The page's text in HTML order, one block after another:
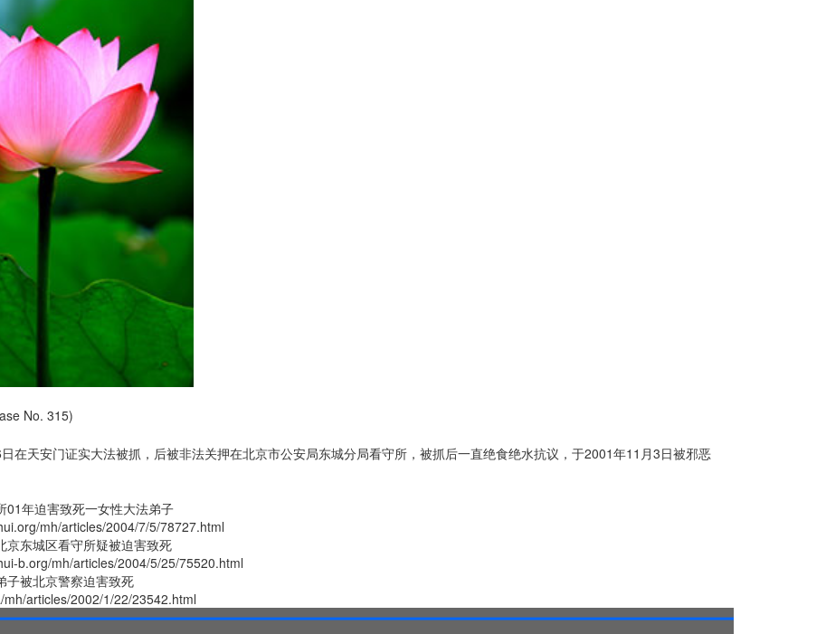
No. 315)
在天安门证实大法被抓，后被非法关押在北京市公安局东城分局看守所，被抓后一直绝食绝水抗议，于2001年11月3日被邪恶
01年迫害致死一女性大法弟子
mh/articles/2004/7/5/78727.html
京东城区看守所疑被迫害致死
b.org/mh/articles/2004/5/25/75520.html
子被北京警察迫害致死
articles/2002/1/22/23542.html